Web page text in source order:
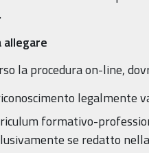
allegare
la procedura on-line,
legalmente
formativo-
se redatto